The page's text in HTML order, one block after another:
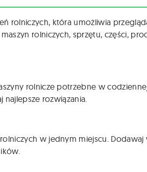
rolniczych, która umożliwia
rolniczych, sprzętu, części,
rolnicze potrzebne w
rozwiązania.
w jednym miejscu. Dodawaj